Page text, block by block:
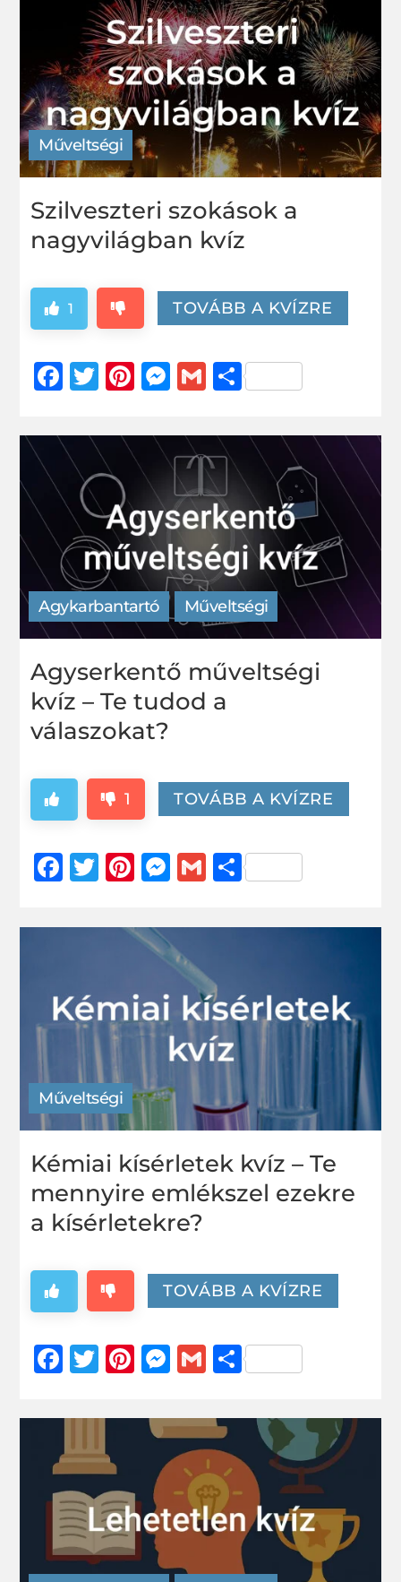
Műveltségi
Szilveszteri szokások a
nagyvilágban kvíz
1 TOVÁBB A KVÍZRE
Facebook
Twitter
Pinterest
Messenger
GmailOssza
Agykarbantartó Műveltségi
Agyserkentő műveltségi
kvíz – Te tudod a
válaszokat?
1 TOVÁBB A KVÍZRE
Facebook
Twitter
Pinterest
Messenger
GmailOssza
Műveltségi
Kémiai kísérletek kvíz – Te
mennyire emlékszel ezekre
a kísérletekre?
TOVÁBB A KVÍZRE
Facebook
Twitter
Pinterest
Messenger
GmailOssza